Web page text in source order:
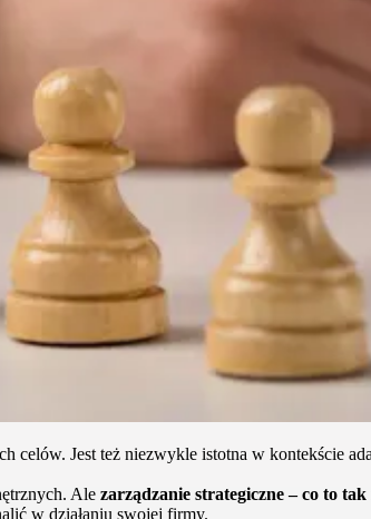
celów. Jest też niezwykle istotna w kontekście
Ale zarządzanie strategiczne – co to
w działaniu swojej firmy.